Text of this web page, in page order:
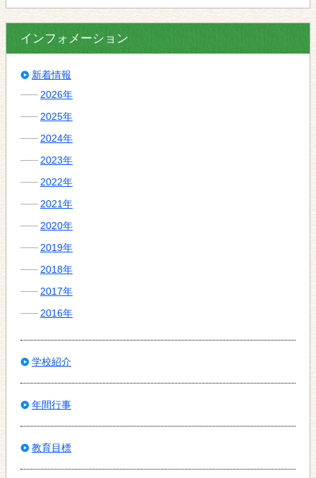
インフォメーション
新着情報
2026年
2025年
2024年
2023年
2022年
2021年
2020年
2019年
2018年
2017年
2016年
学校紹介
年間行事
教育目標